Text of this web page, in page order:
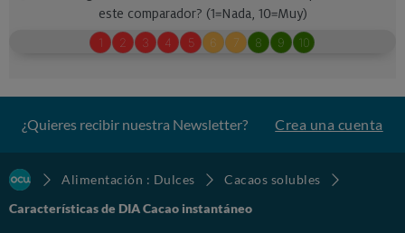
¿Quieres recibir nuestra Newsletter? Crea una cuenta
Alimentación : Dulces
Cacaos solubles
Características de DIA Cacao instantáneo